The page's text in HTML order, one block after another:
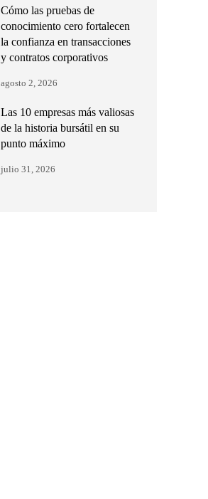
Cómo las pruebas de
conocimiento cero fortalecen
la confianza en transacciones
y contratos corporativos
agosto 2, 2026
Las 10 empresas más valiosas
de la historia bursátil en su
punto máximo
julio 31, 2026